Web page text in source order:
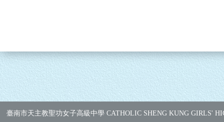
臺南市天主教聖功女子高級中學 CATHOLIC SHENG KUNG GIRLS'